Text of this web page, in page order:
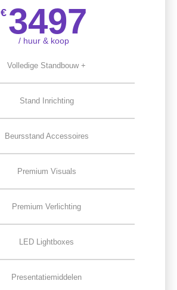
€ 3497
/ huur & koop
Volledige Standbouw +
Stand Inrichting
Beursstand Accessoires
Premium Visuals
Premium Verlichting
LED Lightboxes
Presentatiemiddelen